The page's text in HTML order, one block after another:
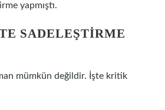
yapmıştı.
SADELEŞTIRME
mümkün değildir. İşte kritik